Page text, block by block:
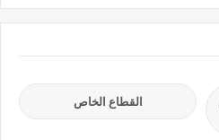
القطاع الخاص